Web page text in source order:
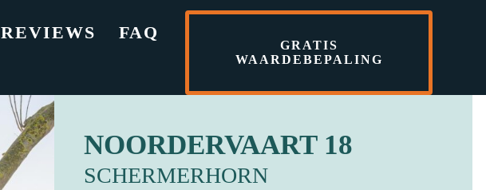
REVIEWS
FAQ
GRATIS
WAARDEBEPALING
NOORDERVAART 18
SCHERMERHORN